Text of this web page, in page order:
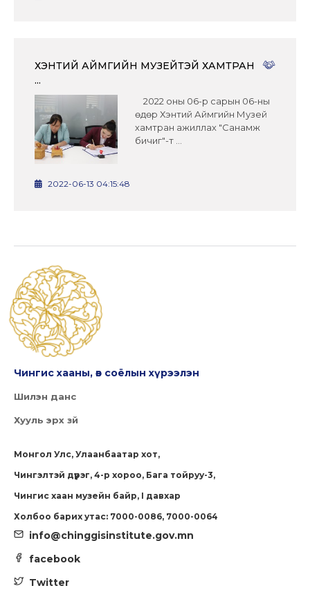
ХЭНТИЙ АЙМГИЙН МУЗЕЙТЭЙ ХАМТРАН
...
2022 оны 06-р сарын 06-ны
өдөр Хэнтий Аймгийн Музей
хамтран ажиллах "Санамж
бичиг"-т ...
2022-06-13 04:15:48
Чингис хааны, өв соёлын хүрээлэн
Шилэн данс
Хууль эрх зүй
Монгол Улс, Улаанбаатар хот,
Чингэлтэй дүүрэг, 4-р хороо, Бага тойруу-3,
Чингис хаан музейн байр, I давхар
Холбоо барих утас: 7000-0086, 7000-0064
info@chinggisinstitute.gov.mn
facebook
Twitter